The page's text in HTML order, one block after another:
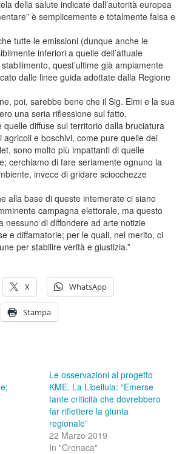
della salute indicate dall’autorità europea
è semplicemente e totalmente falsa e
tutte le emissioni (dunque anche le
inferiori a quelle dell’attuale
quest’ultime già ampiamente
dalle linee guida adottate dalla Regione
poi, sarebbe bene che il Sig. Elmi e la sua
una seria riflessione sul fatto,
quelle diffuse sul territorio dalla bruciatura
agricoli e boschivi, come pure quelle dei
sono molto più impattanti di quelle
cerchiamo di fare seriamente ognuno la
invece di gridare sciocchezze
alla base di queste intemerate ci siano
campagna elettorale, ma questo
nessuno di diffondere ad arte notizie
e diffamatorie; per le quali, nel merito, ci
per stabilire verità e giustizia.”
X WhatsApp
Stampa
Le osservazioni al progetto
KME. La Libellula: “Emerse
tante criticità che dovrebbero
far riflettere la giunta
regionale”
22 Marzo 2019
In "Cronaca"